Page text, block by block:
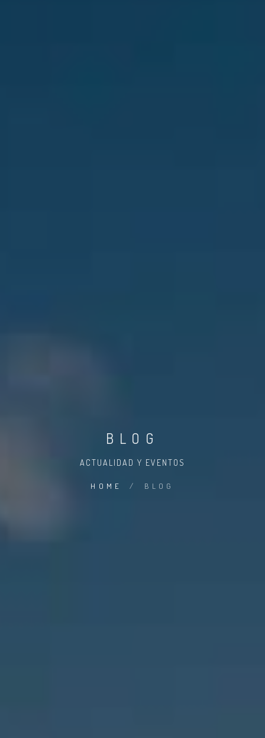
BLOG
ACTUALIDAD Y EVENTOS
HOME / BLOG